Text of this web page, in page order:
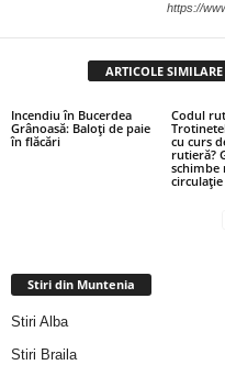
https://
ARTICOLE SIMILARE
Incendiu în Bucerdea
Grânoasă: Baloți de paie
în flăcări
Codul
cu curs
rutieră?
schimbe
circulație
Stiri din Muntenia
Stiri Alba
Stiri Braila